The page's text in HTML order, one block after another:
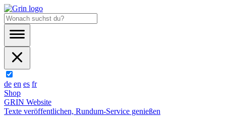
de en es fr
Shop
GRIN Website
Texte veröffentlichen, Rundum-Service genießen